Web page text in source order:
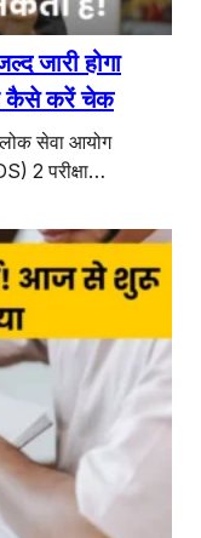
जारी होगा
कैसे करें चेक
सेवा आयोग
2 परीक्षा…